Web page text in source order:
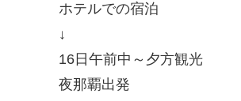
ホテルでの宿泊
↓
16日午前中～夕方観光
夜那覇出発